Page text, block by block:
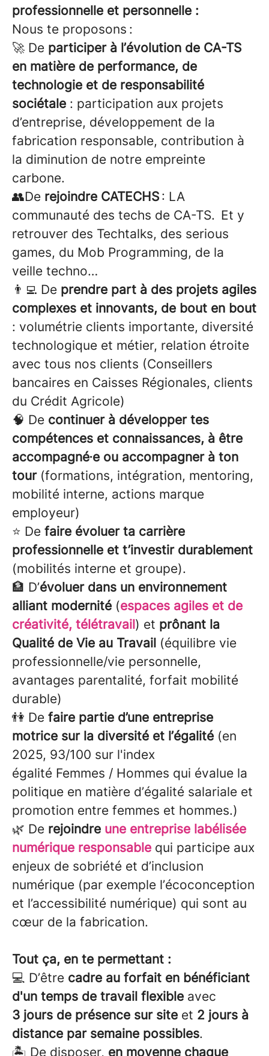
professionnelle et personnelle :
Nous te proposons :
🚀 De participer à l’évolution de CA-TS
en matière de performance, de
technologie et de responsabilité
sociétale : participation aux projets
d’entreprise, développement de la
fabrication responsable, contribution à
la diminution de notre empreinte
carbone.
👥De rejoindre CATECHS : LA
communauté des techs de CA-TS. Et y
retrouver des Techtalks, des serious
games, du Mob Programming, de la
veille techno…
👨‍💻 De prendre part à des projets agiles
complexes et innovants, de bout en bout
: volumétrie clients importante, diversité
technologique et métier, relation étroite
avec tous nos clients (Conseillers
bancaires en Caisses Régionales, clients
du Crédit Agricole)
🧠 De continuer à développer tes
compétences et connaissances, à être
accompagné∙e ou accompagner à ton
tour(formations, intégration, mentoring,
mobilité interne, actions marque
employeur)
⭐ De faire évoluer ta carrière
professionnelle et t’investir durablement
(mobilités interne et groupe).
🏦 D’évoluer dans un environnement
alliant modernité (espaces agiles et de
créativité, télétravail) et prônant la
Qualité de Vie au Travail (équilibre vie
professionnelle/vie personnelle,
avantages parentalité, forfait mobilité
durable)
👫 De faire partie d’une entreprise
motrice sur la diversité et l’égalité (en
2025, 93/100 sur l'index
égalité Femmes / Hommes qui évalue la
politique en matière d’égalité salariale et
promotion entre femmes et hommes.)
🌿 De rejoindre une entreprise labélisée
numérique responsable qui participe aux
enjeux de sobriété et d’inclusion
numérique (par exemple l’écoconception
et l’accessibilité numérique) qui sont au
cœur de la fabrication.
Tout ça, en te permettant :
💻 D’être cadre au forfait en bénéficiant
d'un temps de travail flexible avec
3 jours de présence sur site et 2 jours à
distance par semaine possibles.
🏝 De disposer, en moyenne chaque